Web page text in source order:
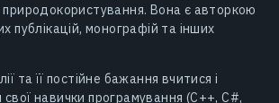
Вона є авторкою
публікацій, монографій та інших
та її постійне бажання вчитися і
навички програмування (C++, C#,